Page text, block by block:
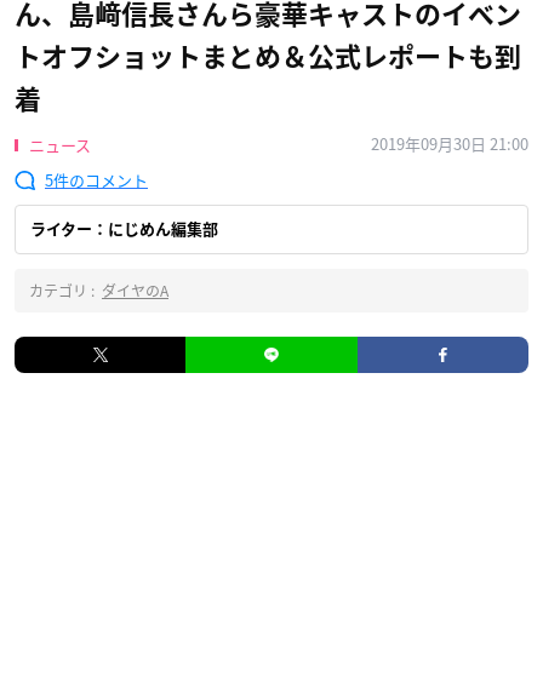
ん、島﨑信長さんら豪華キャストのイベン
トオフショットまとめ＆公式レポートも到
着
ニュース
2019年09月30日 21:00
5
ライター：にじめん編集部
カテゴリ : ダイヤのA